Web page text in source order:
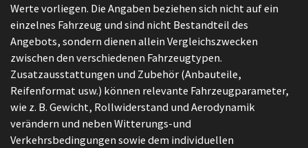
Werte vorliegen. Die Angaben beziehen sich nicht auf ein
einzelnes Fahrzeug und sind nicht Bestandteil des
Angebots, sondern dienen allein Vergleichszwecken
zwischen den verschiedenen Fahrzeugtypen.
Zusatzausstattungen und Zubehör (Anbauteile,
Reifenformat usw.) können relevante Fahrzeugparameter,
wie z. B. Gewicht, Rollwiderstand und Aerodynamik
verändern und neben Witterungs-und
Verkehrsbedingungen sowie dem individuellen